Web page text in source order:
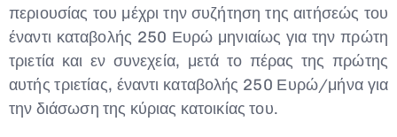
περιουσίας του μέχρι την συζήτηση της αιτήσεώς του
έναντι καταβολής 250 Ευρώ μηνιαίως για την πρώτη
τριετία και εν συνεχεία, μετά το πέρας της πρώτης
αυτής τριετίας, έναντι καταβολής 250 Ευρώ/μήνα για
την διάσωση της κύριας κατοικίας του.